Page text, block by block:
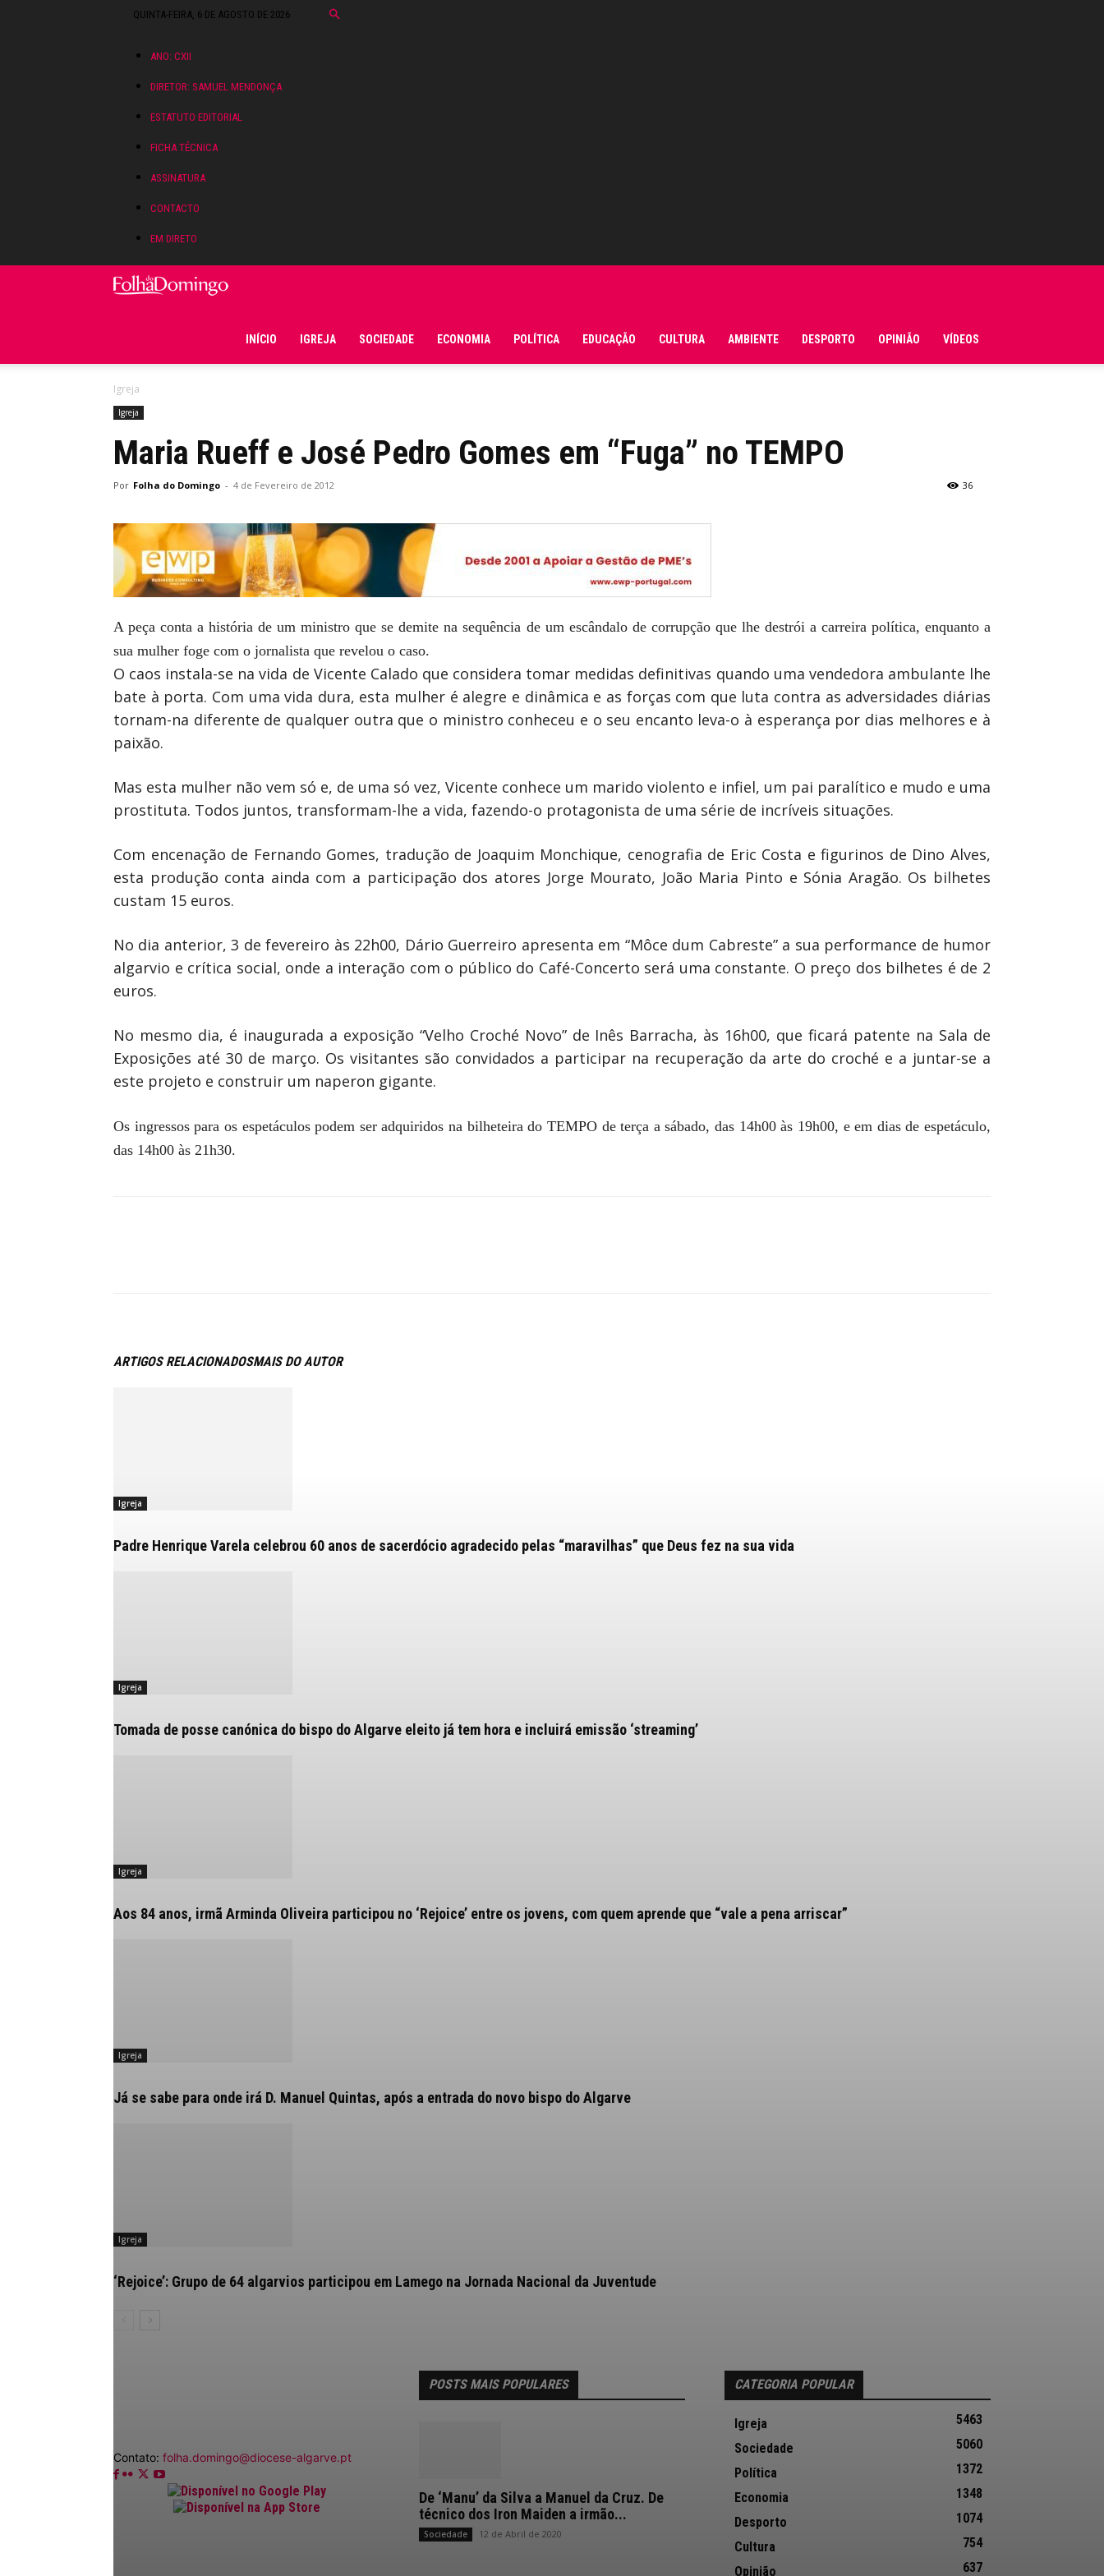
QUINTA-FEIRA, 6 DE AGOSTO DE 2026
ANO: CXII
DIRETOR: SAMUEL MENDONÇA
ESTATUTO EDITORIAL
FICHA TÉCNICA
ASSINATURA
CONTACTO
EM DIRETO
INÍCIO IGREJA SOCIEDADE ECONOMIA POLÍTICA EDUCAÇÃO CULTURA AMBIENTE DESPORTO OPINIÃO VÍDEOS
Igreja
Igreja
Maria Rueff e José Pedro Gomes em “Fuga” no TEMPO
Por Folha do Domingo - 4 de Fevereiro de 2012 36
A peça conta a história de um ministro que se demite na sequência de um escândalo de corrupção que lhe destrói a carreira política, enquanto a
sua mulher foge com o jornalista que revelou o caso.
O caos instala-se na vida de Vicente Calado que considera tomar medidas definitivas quando uma vendedora ambulante lhe
bate à porta. Com uma vida dura, esta mulher é alegre e dinâmica e as forças com que luta contra as adversidades diárias
tornam-na diferente de qualquer outra que o ministro conheceu e o seu encanto leva-o à esperança por dias melhores e à
paixão.
Mas esta mulher não vem só e, de uma só vez, Vicente conhece um marido violento e infiel, um pai paralítico e mudo e uma
prostituta. Todos juntos, transformam-lhe a vida, fazendo-o protagonista de uma série de incríveis situações.
Com encenação de Fernando Gomes, tradução de Joaquim Monchique, cenografia de Eric Costa e figurinos de Dino Alves,
esta produção conta ainda com a participação dos atores Jorge Mourato, João Maria Pinto e Sónia Aragão. Os bilhetes
custam 15 euros.
No dia anterior, 3 de fevereiro às 22h00, Dário Guerreiro apresenta em “Môce dum Cabreste” a sua performance de humor
algarvio e crítica social, onde a interação com o público do Café-Concerto será uma constante. O preço dos bilhetes é de 2
euros.
No mesmo dia, é inaugurada a exposição “Velho Croché Novo” de Inês Barracha, às 16h00, que ficará patente na Sala de
Exposições até 30 de março. Os visitantes são convidados a participar na recuperação da arte do croché e a juntar-se a
este projeto e construir um naperon gigante.
Os ingressos para os espetáculos podem ser adquiridos na bilheteira do TEMPO de terça a sábado, das 14h00 às 19h00, e em dias de espetáculo,
das 14h00 às 21h30.
ARTIGOS RELACIONADOSMAIS DO AUTOR
Igreja
Padre Henrique Varela celebrou 60 anos de sacerdócio agradecido pelas “maravilhas” que Deus fez na sua vida
Igreja
Tomada de posse canónica do bispo do Algarve eleito já tem hora e incluirá emissão ‘streaming’
Igreja
Aos 84 anos, irmã Arminda Oliveira participou no ‘Rejoice’ entre os jovens, com quem aprende que “vale a pena arriscar”
Igreja
Já se sabe para onde irá D. Manuel Quintas, após a entrada do novo bispo do Algarve
Igreja
‘Rejoice’: Grupo de 64 algarvios participou em Lamego na Jornada Nacional da Juventude
Contato: folha.domingo@diocese-algarve.pt
POSTS MAIS POPULARES
De ‘Manu’ da Silva a Manuel da Cruz. De
técnico dos Iron Maiden a irmão...
Sociedade 12 de Abril de 2020
CATEGORIA POPULAR
Igreja
5463
Sociedade
5060
Política
1372
Economia
1348
Desporto
1074
Cultura
754
Opinião
637